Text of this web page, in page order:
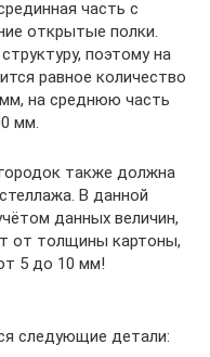
часть с
открытые полки.
поэтому на
равное количество
на среднюю часть
мм.
также должна
В данной
данных величин,
от толщины картоны,
5 до 10 мм!
следующие детали: